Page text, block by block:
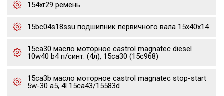
154xr29 ремень
15bc04s18ssu подшипник первичного вала 15x40x14
15ca30 масло моторное castrol magnatec diesel
10w40 b4 п/синт. (4л), 15ca30 (15c968)
15ca3b масло моторное castrol magnatec stop-start
5w-30 a5, 4l 15ca43/15583d